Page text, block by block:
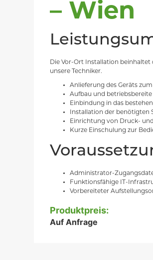
– Wien
Die Vor-Ort Installation
unsere Techniker.
Anlieferung des Geräts
Aufbau und
Einbindung in das
Installation der benötigten
Einrichtung von Druck-
Kurze Einschulung zur
Administrator-
Funktionsfähige IT-
Vorbereiteter
Produktpreis:
Auf Anfrage